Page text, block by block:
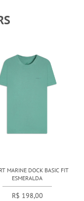
MARINE DOCK BASIC FIT
ESMERALDA
R$ 198,00